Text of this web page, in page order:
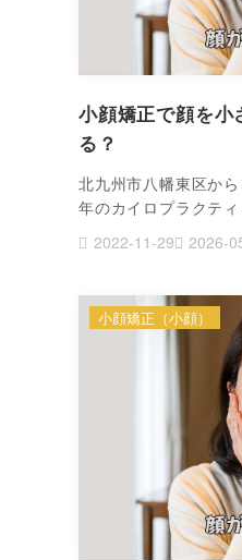
小顔矯正で顔を小
る？
北九州市八幡東区か
年のカイロプラクテ
2022-11-29
2026-
小顔矯正（小顔）